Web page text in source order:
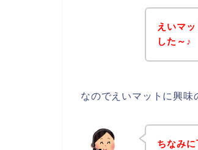
えいマ
した～♪
なのでえいマットに興味
ちなみ